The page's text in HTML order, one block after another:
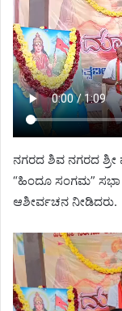
ನಗರದ ಶಿವ ನಗರದ ಶ್ರೀ
“ಹಿಂದೂ ಸಂಗಮ” ಸಭಾ
ಆಶೀರ್ವಚನ ನೀಡಿದರು.